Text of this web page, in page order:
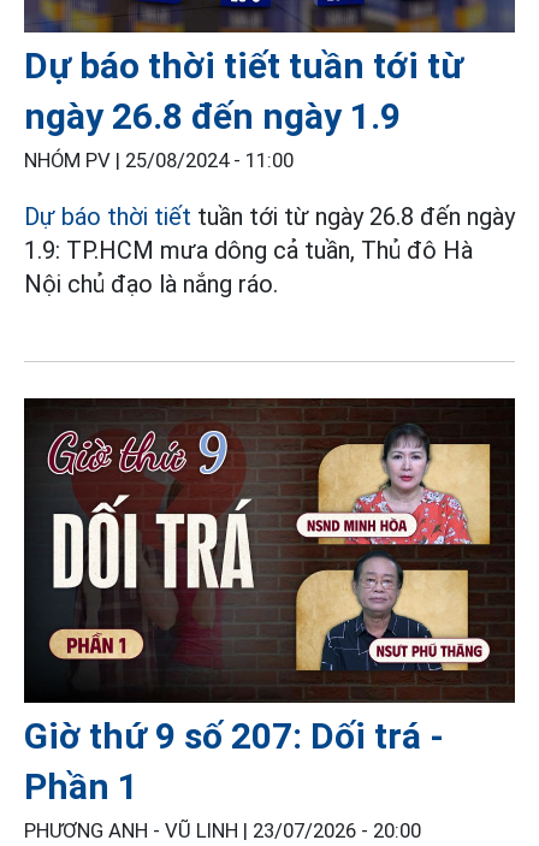
Dự báo thời tiết tuần tới từ
ngày 26.8 đến ngày 1.9
NHÓM PV | 25/08/2024 - 11:00
Dự báo thời tiết tuần tới từ ngày 26.8 đến ngày
1.9: TP.HCM mưa dông cả tuần, Thủ đô Hà
Nội chủ đạo là nắng ráo.
Giờ thứ 9 số 207: Dối trá -
Phần 1
PHƯƠNG ANH - VŨ LINH | 23/07/2026 - 20:00